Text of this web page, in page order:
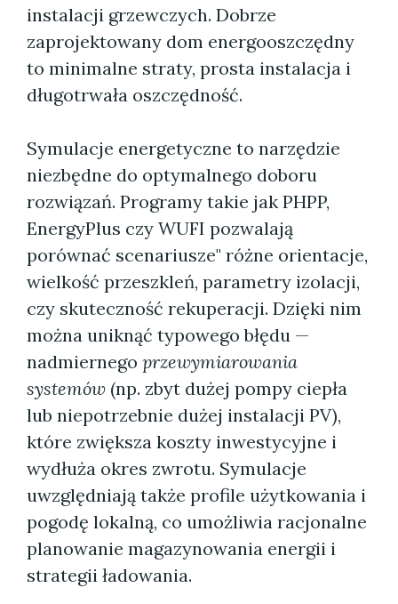
instalacji grzewczych. Dobrze
zaprojektowany dom energooszczędny
to minimalne straty, prosta instalacja i
długotrwała oszczędność.
Symulacje energetyczne to narzędzie
niezbędne do optymalnego doboru
rozwiązań. Programy takie jak PHPP,
EnergyPlus czy WUFI pozwalają
porównać scenariusze" różne orientacje,
wielkość przeszkleń, parametry izolacji,
czy skuteczność rekuperacji. Dzięki nim
można uniknąć typowego błędu —
nadmiernego przewymiarowania
systemów (np. zbyt dużej pompy ciepła
lub niepotrzebnie dużej instalacji PV),
które zwiększa koszty inwestycyjne i
wydłuża okres zwrotu. Symulacje
uwzględniają także profile użytkowania i
pogodę lokalną, co umożliwia racjonalne
planowanie magazynowania energii i
strategii ładowania.